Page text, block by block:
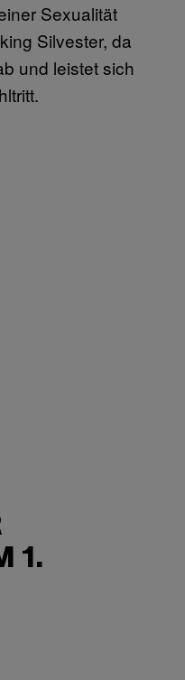
Sexualität
Silvester, da
und leistet sich
1.